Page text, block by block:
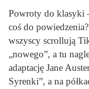
Powroty do klasyki
coś do
wszyscy scrollują
„nowego”, a tu
adaptację Jane
Syrenki”, a na